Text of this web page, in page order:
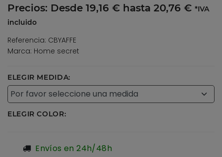
Precios: Desde 19,16 € hasta 20,76 € *IVA
incluido
Referencia: CBYAFFE
Marca: Home secret
ELEGIR MEDIDA:
ELEGIR COLOR:
Envíos en 24h/48h